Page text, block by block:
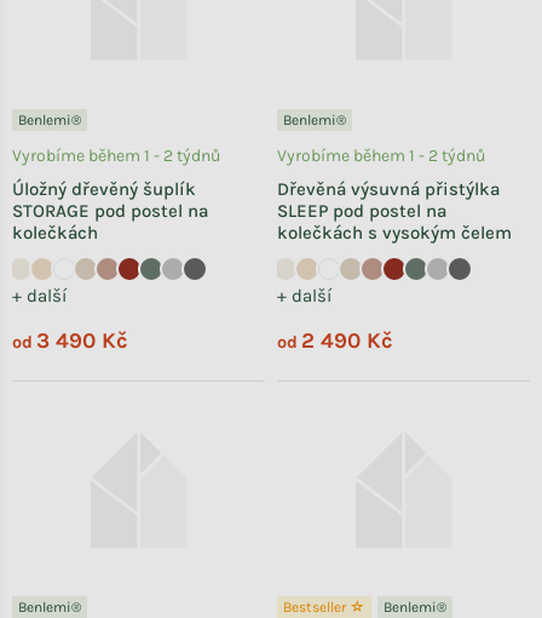
Benlemi®
Úložný dřevěný šuplík
STORAGE pod postel na
kolečkách
+ další
Vyrobíme během 1 - 2 týdnů
od 3 490 Kč
Benlemi®
Dřevěná výsuvná přistýlka
SLEEP pod postel na
kolečkách s vysokým čelem
+ další
Vyrobíme během 1 - 2 týdnů
od 2 490 Kč
Benlemi® Bestseller ☆ Benlemi®